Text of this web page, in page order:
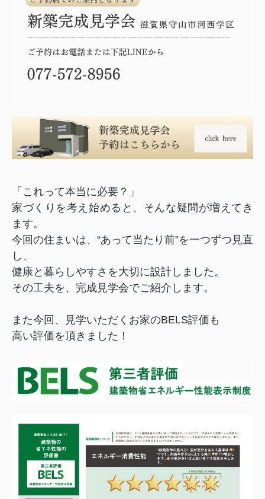
「これって本当に必要？」
家づくりを考え始めると、そんな疑問が増えてき
ます。
今回の住まいは、“あって当たり前”を一つずつ見直
し、
健康と暮らしやすさを大切に設計しました。
その工夫を、完成見学会でご紹介します。
また今回、見学いただくお家のBELS評価も
高い評価を頂きました！